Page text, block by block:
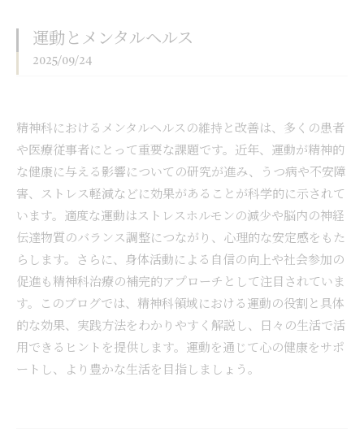
運動とメンタルヘルス
2025/09/24
精神科におけるメンタルヘルスの維持と改善は、多くの患者
や医療従事者にとって重要な課題です。近年、運動が精神的
な健康に与える影響についての研究が進み、うつ病や不安障
害、ストレス軽減などに効果があることが科学的に示されて
います。適度な運動はストレスホルモンの減少や脳内の神経
伝達物質のバランス調整につながり、心理的な安定感をもた
らします。さらに、身体活動による自信の向上や社会参加の
促進も精神科治療の補完的アプローチとして注目されていま
す。このブログでは、精神科領域における運動の役割と具体
的な効果、実践方法をわかりやすく解説し、日々の生活で活
用できるヒントを提供します。運動を通じて心の健康をサポ
ートし、より豊かな生活を目指しましょう。